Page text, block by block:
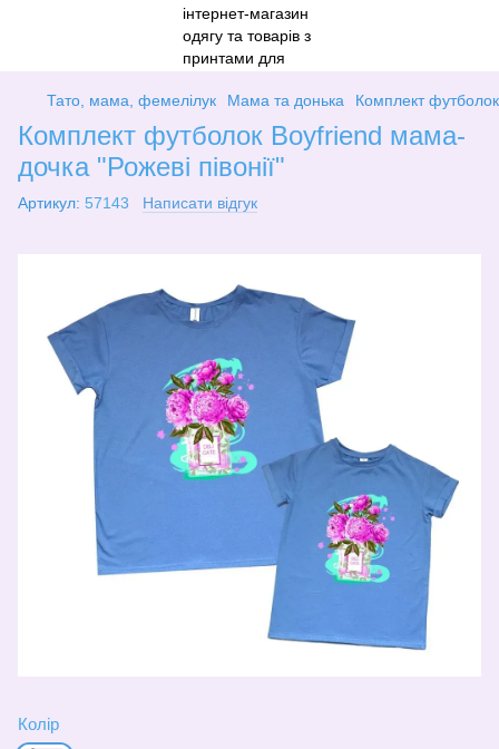
Тато, мама, фемелілук Мама та донька Комплект
Комплект футболок Boyfriend мама-
дочка "Рожеві півонії"
Артикул: 57143 Написати відгук
Колір